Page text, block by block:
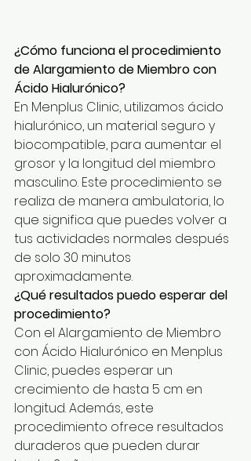
¿Cómo funciona el procedimiento
de Alargamiento de Miembro con
Ácido Hialurónico?
En Menplus Clinic, utilizamos ácido
hialurónico, un material seguro y
biocompatible, para aumentar el
grosor y la longitud del miembro
masculino. Este procedimiento se
realiza de manera ambulatoria, lo
que significa que puedes volver a
tus actividades normales después
de solo 30 minutos
aproximadamente.
¿Qué resultados puedo esperar del
procedimiento?
Con el Alargamiento de Miembro
con Ácido Hialurónico en Menplus
Clinic, puedes esperar un
crecimiento de hasta 5 cm en
longitud. Además, este
procedimiento ofrece resultados
duraderos que pueden durar